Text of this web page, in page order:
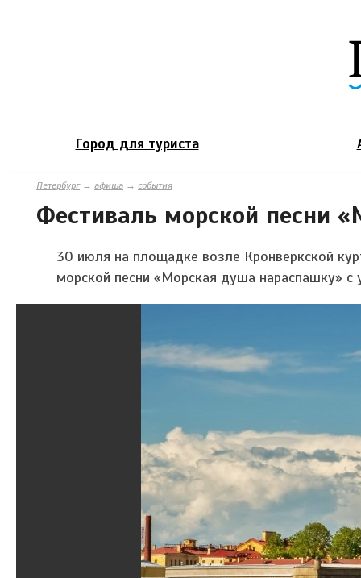
Город для туриста
Петербург→ афиша → события
Фестиваль морской песни
30 июля на площадке возле Кронверкской
морской песни «Морская душа нараспашку» с